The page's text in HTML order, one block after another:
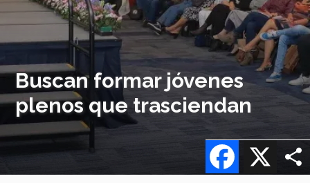
Buscan formar jóvenes
plenos que trasciendan
X
Facebook